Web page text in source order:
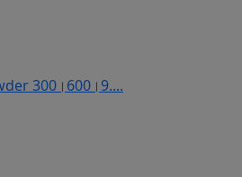
300।600।9....